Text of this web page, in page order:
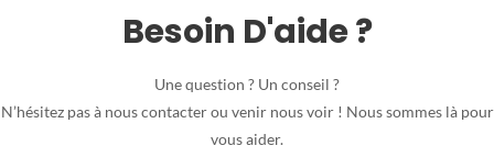
Besoin D'aide ?
Une question ? Un conseil ?
N’hésitez pas à nous contacter ou venir nous voir ! Nous sommes là pour
vous aider.